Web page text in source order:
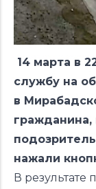
14 марта в
службу на
в
гражданина,
нажали
В результате